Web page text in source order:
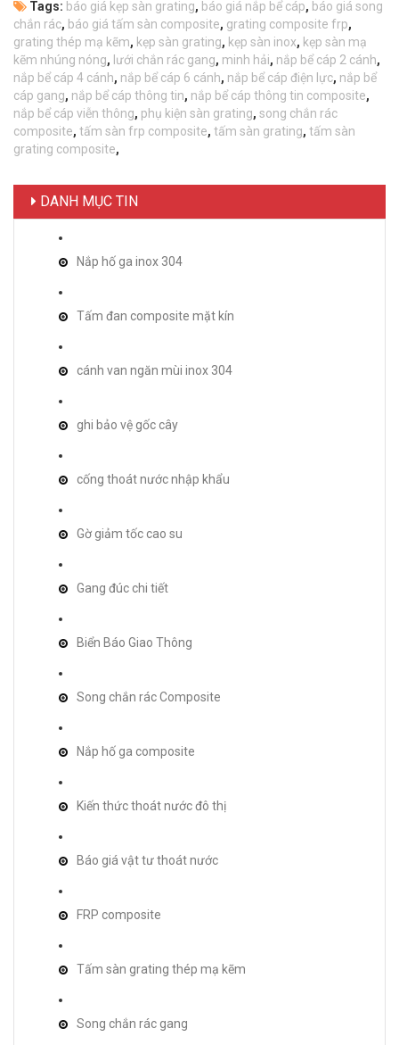
Tags: báo giá kẹp sàn grating, báo giá nắp bể cáp, báo giá song
chắn rác, báo giá tấm sàn composite, grating composite frp,
grating thép mạ kẽm, kẹp sàn grating, kẹp sàn inox, kẹp sàn mạ
kẽm nhúng nóng, lưới chắn rác gang, minh hải, nắp bể cáp 2 cánh,
nắp bể cáp 4 cánh, nắp bể cáp 6 cánh, nắp bể cáp điện lực, nắp bể
cáp gang, nắp bể cáp thông tin, nắp bể cáp thông tin composite,
nắp bể cáp viễn thông, phụ kiện sàn grating, song chắn rác
composite, tấm sàn frp composite, tấm sàn grating, tấm sàn
grating composite,
DANH MỤC TIN
Nắp hố ga inox 304
Tấm đan composite mặt kín
cánh van ngăn mùi inox 304
ghi bảo vệ gốc cây
cống thoát nước nhập khẩu
Gờ giảm tốc cao su
Gang đúc chi tiết
Biển Báo Giao Thông
Song chắn rác Composite
Nắp hố ga composite
Kiến thức thoát nước đô thị
Báo giá vật tư thoát nước
FRP composite
Tấm sàn grating thép mạ kẽm
Song chắn rác gang